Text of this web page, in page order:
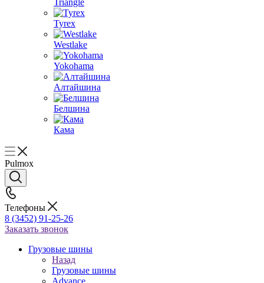
Triangle
Tyrex
Westlake
Yokohama
Алтайшина
Белшина
Кама
Pulmox
Телефоны
8 (3452) 91-25-26
Заказать звонок
Грузовые шины
Назад
Грузовые шины
Advance